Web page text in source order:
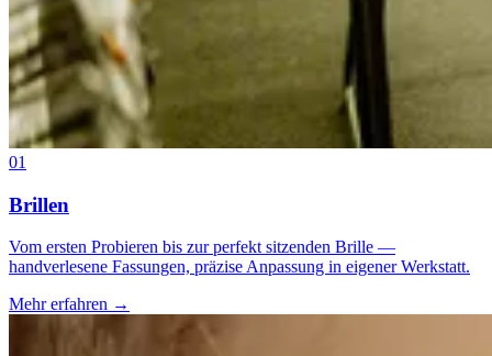
01
Brillen
Vom ersten Probieren bis zur perfekt sitzenden Brille —
handverlesene Fassungen, präzise Anpassung in eigener Werkstatt.
Mehr erfahren →